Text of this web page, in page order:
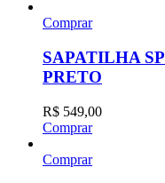
Comprar
SAPATILHA
PRETO
R$ 549,00
Comprar
Comprar